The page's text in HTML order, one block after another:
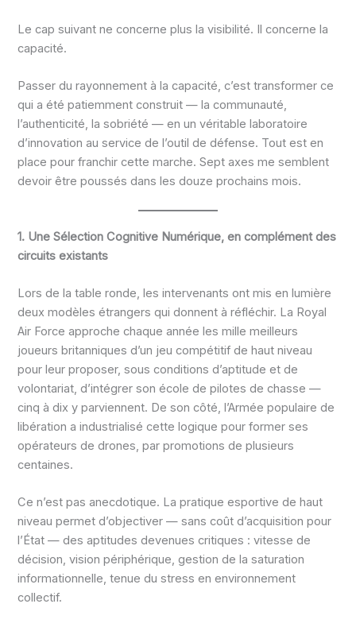
Le cap suivant ne concerne plus la visibilité. Il concerne la
capacité.
Passer du rayonnement à la capacité, c’est transformer ce
qui a été patiemment construit — la communauté,
l’authenticité, la sobriété — en un véritable laboratoire
d’innovation au service de l’outil de défense. Tout est en
place pour franchir cette marche. Sept axes me semblent
devoir être poussés dans les douze prochains mois.
1. Une Sélection Cognitive Numérique, en complément des
circuits existants
Lors de la table ronde, les intervenants ont mis en lumière
deux modèles étrangers qui donnent à réfléchir. La Royal
Air Force approche chaque année les mille meilleurs
joueurs britanniques d’un jeu compétitif de haut niveau
pour leur proposer, sous conditions d’aptitude et de
volontariat, d’intégrer son école de pilotes de chasse —
cinq à dix y parviennent. De son côté, l’Armée populaire de
libération a industrialisé cette logique pour former ses
opérateurs de drones, par promotions de plusieurs
centaines.
Ce n’est pas anecdotique. La pratique esportive de haut
niveau permet d’objectiver — sans coût d’acquisition pour
l’État — des aptitudes devenues critiques : vitesse de
décision, vision périphérique, gestion de la saturation
informationnelle, tenue du stress en environnement
collectif.